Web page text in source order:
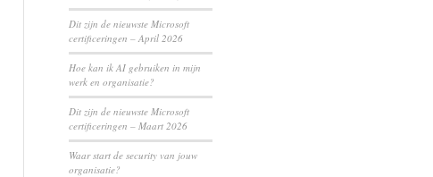
Dit zijn de nieuwste Microsoft
certificeringen – April 2026
Hoe kan ik AI gebruiken in mijn
werk en organisatie?
Dit zijn de nieuwste Microsoft
certificeringen – Maart 2026
Waar start de security van jouw
organisatie?